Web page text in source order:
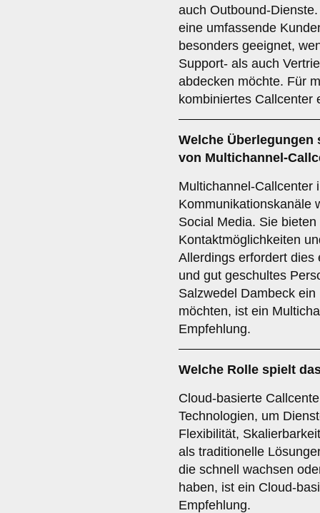
auch Outbound-
eine umfassende
besonders geeignet,
Support- als auch
abdecken möchte. Für
kombiniertes Callcenter
Welche
von Multichannel-
Multichannel-Callcenter
Kommunikationskanäle
Social Media. Sie
Kontaktmöglichkeiten
Allerdings erfordert dies
und gut geschultes
Salzwedel Dambeck
möchten, ist ein
Empfehlung.
Welche Rolle spielt
Cloud-basierte
Technologien, um
Flexibilität,
als traditionelle
die schnell wachsen
haben, ist ein Cloud-
Empfehlung.